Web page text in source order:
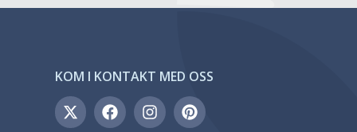
KOM I KONTAKT MED OSS